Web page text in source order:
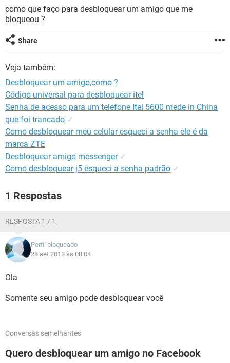
INSTAGRAM
GUIA DE COMPRAS
OUTLOOK EXCEL
WHATSAPP
CELULAR
OUTLOOK
GUIA DE COMPRAS
como que faço para desbloquear um amigo que me
bloqueou ?
Share
Veja também:
Desbloquear um amigo,como ?
Código universal para desbloquear itel
Senha de acesso para um telefone Itel 5600 mede in China
que foi trancado ✓
Como desbloquear meu celular esqueci a senha ele é da
marca ZTE
Desbloquear amigo messenger ✓
Como desbloquear j5 esqueci a senha padrão ✓
1 Respostas
RESPOSTA 1 / 1
Perfil bloqueado
28 set 2013 às 08:04
Ola
Somente seu amigo pode desbloquear você
Conversas semelhantes
Quero desbloquear um amigo no Facebook